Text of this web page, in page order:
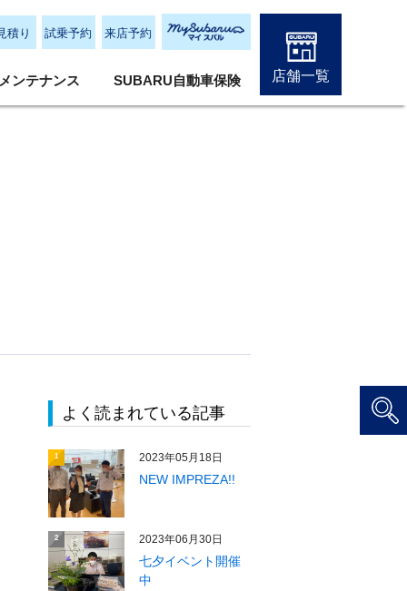
積り 試乗予約 来店予約
ンテナンス SUBARU自動車保険 店舗一覧
よく読まれている記事
1 2023年05月18日
NEW IMPREZA!!
2 2023年06月30日
七夕イベント開催
中